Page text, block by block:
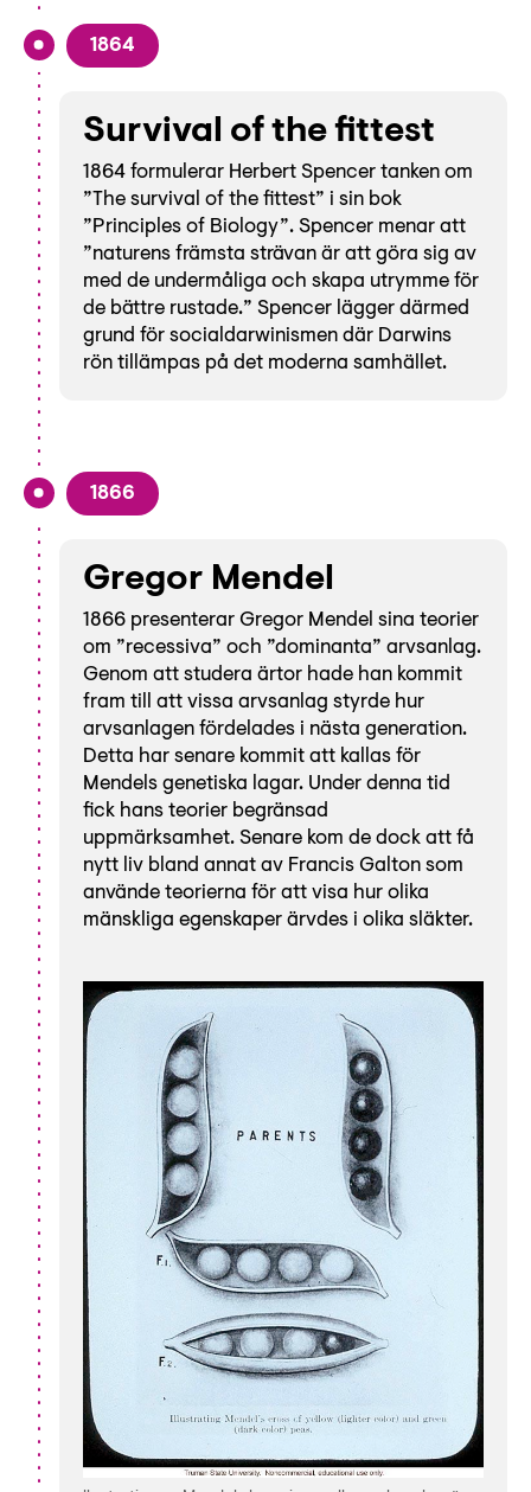
1864
Survival of the fittest
1864 formulerar Herbert Spencer tanken om
”The survival of the fittest” i sin bok
”Principles of Biology”. Spencer menar att
”naturens främsta strävan är att göra sig av
med de undermåliga och skapa utrymme för
de bättre rustade.” Spencer lägger därmed
grund för socialdarwinismen där Darwins
rön tillämpas på det moderna samhället.
1866
Gregor Mendel
1866 presenterar Gregor Mendel sina teorier
om ”recessiva” och ”dominanta” arvsanlag.
Genom att studera ärtor hade han kommit
fram till att vissa arvsanlag styrde hur
arvsanlagen fördelades i nästa generation.
Detta har senare kommit att kallas för
Mendels genetiska lagar. Under denna tid
fick hans teorier begränsad
uppmärksamhet. Senare kom de dock att få
nytt liv bland annat av Francis Galton som
använde teorierna för att visa hur olika
mänskliga egenskaper ärvdes i olika släkter.